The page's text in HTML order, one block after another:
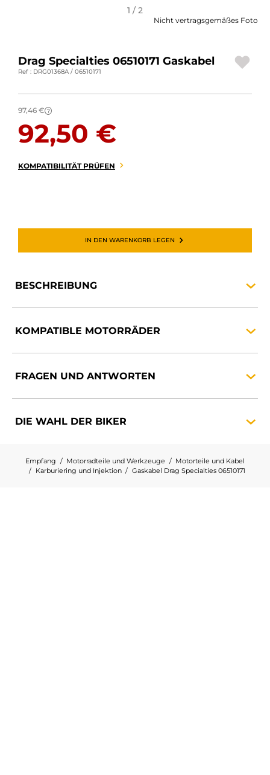
MARKEN
1 / 2
Nicht vertragsgemäßes Foto
Drag Specialties 06510171 Gaskabel
Ref : DRG01368A / 06510171
97,46 € ?
92,50 €
KOMPATIBILITÄT PRÜFEN
IN DEN WARENKORB LEGEN
BESCHREIBUNG
KOMPATIBLE MOTORRÄDER
FRAGEN UND ANTWORTEN
DIE WAHL DER BIKER
Empfang Motorradteile und Werkzeuge
Motorteile und Kabel
Karburiering und Injektion
Gaskabel Drag Specialties 06510171